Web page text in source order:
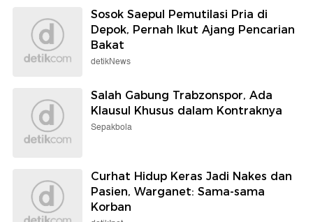
Sosok Saepul Pemutilasi Pria di
Depok, Pernah Ikut Ajang Pencarian
Bakat
detikNews
Salah Gabung Trabzonspor, Ada
Klausul Khusus dalam Kontraknya
Sepakbola
Curhat Hidup Keras Jadi Nakes dan
Pasien, Warganet: Sama-sama
Korban